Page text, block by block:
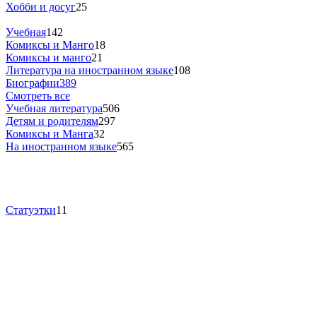
Хобби и досуг25
Учебная142
Комиксы и Манго18
Комиксы и манго21
Литература на иностранном языке108
Биографии389
Смотреть все
Учебная литература506
Детям и родителям297
Комиксы и Манга32
На иностранном языке565
Статуэтки11